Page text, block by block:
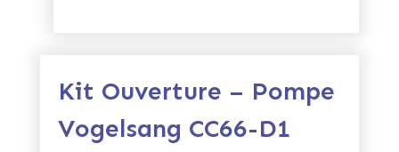
Kit Ouverture – Pompe
Vogelsang CC66-D1